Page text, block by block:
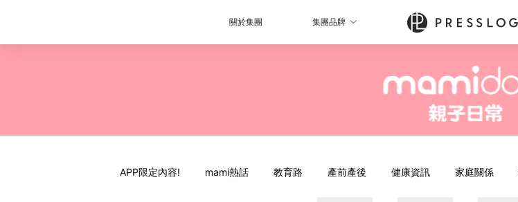
關於集團 集團品牌
APP限定內容! mami熱話 教育路 產前產後 健康資訊 家庭關係